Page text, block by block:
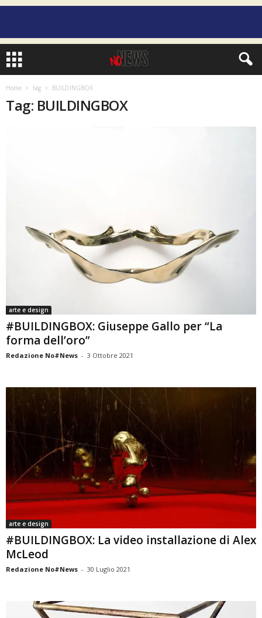
Home tag BUILDINGBOX
Tag: BUILDINGBOX
arte e design
#BUILDINGBOX: Giuseppe Gallo per “La
forma dell’oro”
Redazione No#News - 3 Ottobre 2021
arte e design
#BUILDINGBOX: La video installazione di Alex
McLeod
Redazione No#News - 30 Luglio 2021